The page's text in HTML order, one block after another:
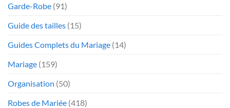
Garde-Robe (91)
Guide des tailles (15)
Guides Complets du Mariage (14)
Mariage (159)
Organisation (50)
Robes de Mariée (418)